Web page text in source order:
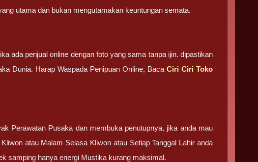
utama dan bukan mengutamakan keuntungan semata.
ada penjual online dengan foto yang sama tanpa ijin. dipastikan
Dunia. Harap Waspada Penipuan Online, Baca Ciri Ciri Toko
Perawatan Pusaka dan membuka penutupnya, jika anda mau
atau Malam Selasa Kliwon atau Setiap Tanggal Lahir anda
samping hanya energi Mustika kurang maksimal.